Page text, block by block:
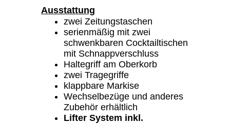
Ausstattung
zwei Zeitungstaschen
serienmäßig mit zwei
schwenkbaren Cocktailtischen
mit Schnappverschluss
Haltegriff am Oberkorb
zwei Tragegriffe
klappbare Markise
Wechselbezüge und anderes
Zubehör erhältlich
Lifter System inkl.